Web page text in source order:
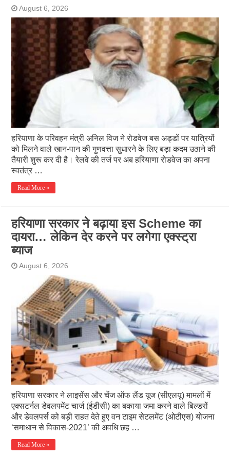
August 6, 2026
हरियाणा के परिवहन मंत्री अनिल विज ने रोडवेज बस अड्डों पर यात्रियों
को मिलने वाले खान-पान की गुणवत्ता सुधारने के लिए बड़ा कदम उठाने की
तैयारी शुरू कर दी है। रेलवे की तर्ज पर अब हरियाणा रोडवेज का अपना
स्वतंत्र …
Read More »
हरियाणा सरकार ने बढ़ाया इस Scheme का
दायरा… लेकिन देर करने पर लगेगा एक्स्ट्रा
ब्याज
August 6, 2026
हरियाणा सरकार ने लाइसेंस और चेंज ऑफ लैंड यूज (सीएलयू) मामलों में
एक्सटर्नल डेवलपमेंट चार्ज (ईडीसी) का बकाया जमा करने वाले बिल्डरों
और डेवलपर्स को बड़ी राहत देते हुए वन टाइम सेटलमेंट (ओटीएस) योजना
‘समाधान से विकास-2021’ की अवधि छह …
Read More »